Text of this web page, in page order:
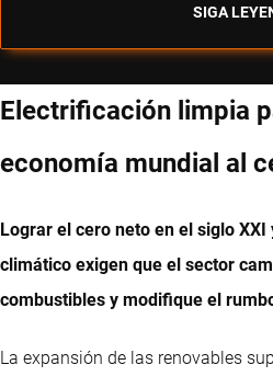
SIGA
Electrificación limpia
economía mundial al
Lograr el cero neto en el siglo
climático exigen que el sector
combustibles y modifique el
La expansión de las renovables